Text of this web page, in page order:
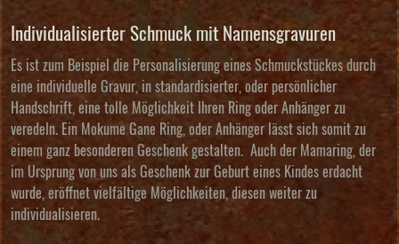
Individualisierter Schmuck mit Namensgravuren
Es ist zum Beispiel die Personalisierung eines Schmuckstückes durch
eine individuelle Gravur, in standardisierter, oder persönlicher
Handschrift, eine tolle Möglichkeit Ihren Ring oder Anhänger zu
veredeln. Ein Mokume Gane Ring, oder Anhänger lässt sich somit zu
einem ganz besonderen Geschenk gestalten. Auch der Mamaring, der
im Ursprung von uns als Geschenk zur Geburt eines Kindes erdacht
wurde, eröffnet vielfältige Möglichkeiten, diesen weiter zu
individualisieren.